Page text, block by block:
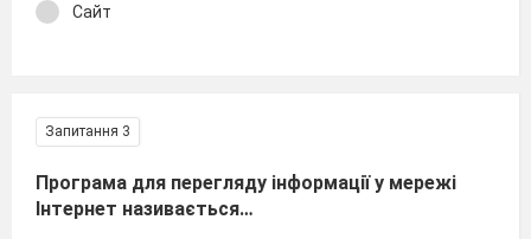
Сайт
Запитання 3
Програма для перегляду інформації у мережі
Інтернет називається…